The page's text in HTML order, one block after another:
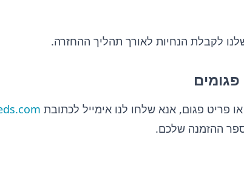
לקבלת הנחיות לאורך תהליך ההחזרה.
פגומים
פריט פגום, אנא שלחו לנו אימייל לכתובת
ההזמנה שלכם.